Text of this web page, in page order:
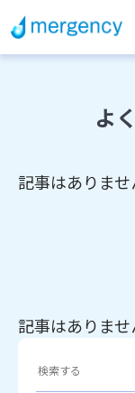
よ
記事はありませ
記事はありませ